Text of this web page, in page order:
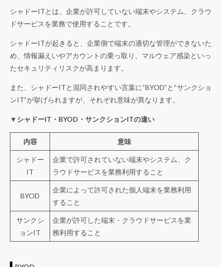
シャドーITとは、企業が許可していない端末やシステム、クラウ
ドサービスを業務で使用することです。
シャドーITが起きると、企業側で端末の適切な管理ができないた
め、情報漏えいやアカウントの乗っ取り、マルウェア感染といっ
たセキュリティリスクが高まります。
また、シャドーITと混同されやすい言葉に“BYOD”と“サンクショ
ンIT”が挙げられますが、それぞれ意味が異なります。
▼シャドーIT・BYOD・サンクションITの違い
内容 意味
シャドー
IT
企業で許可されていない端末やシステム、ク
ラウドサービスを業務利用すること
BYOD
企業によって許可された個人端末を業務利用
すること
サンクシ
ョンIT
企業が許可した端末・クラウドサービスを業
務利用すること